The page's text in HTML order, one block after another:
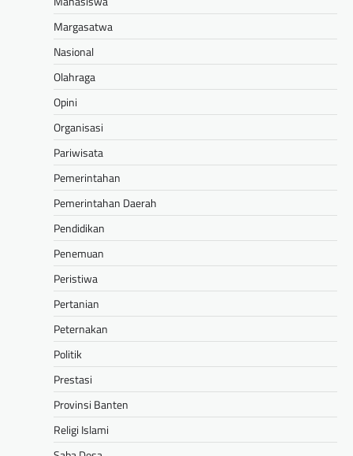
Margasatwa
Nasional
Olahraga
Opini
Organisasi
Pariwisata
Pemerintahan
Pemerintahan Daerah
Pendidikan
Penemuan
Peristiwa
Pertanian
Peternakan
Politik
Prestasi
Provinsi Banten
Religi Islami